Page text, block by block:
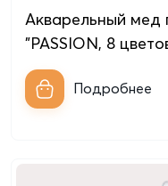
Акварельный мед
"PASSION, 8
Подробнее